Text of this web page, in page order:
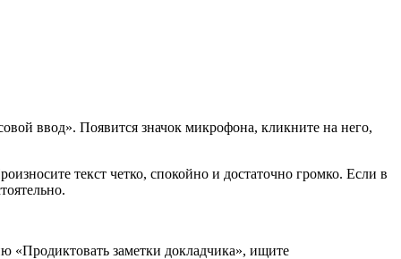
ввод». Появится значок микрофона, кликните на него,
текст четко, спокойно и достаточно громко. Если в
«Продиктовать заметки докладчика», ищите